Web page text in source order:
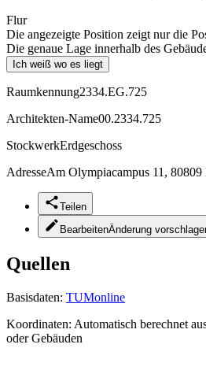
Flur
Die angezeigte Position zeigt nur die
Die genaue Lage innerhalb des
Ich weiß wo es liegt
Raumkennung2334.EG.725
Architekten-Name00.2334.725
StockwerkErdgeschoss
AdresseAm Olympiacampus 11, 80809
Teilen
BearbeitenÄnderung
Quellen
Basisdaten: TUMonline
Koordinaten: Automatisch berechnet
oder Gebäuden